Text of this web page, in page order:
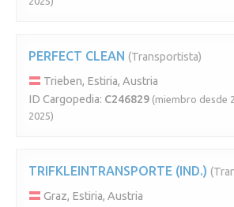
PERFECT CLEAN (Transportista)
Trieben, Estiria, Austria
ID Cargopedia: C246829 (miembro desde
2025)
TRIFKLEINTRANSPORTE (IND.)
Graz, Estiria, Austria